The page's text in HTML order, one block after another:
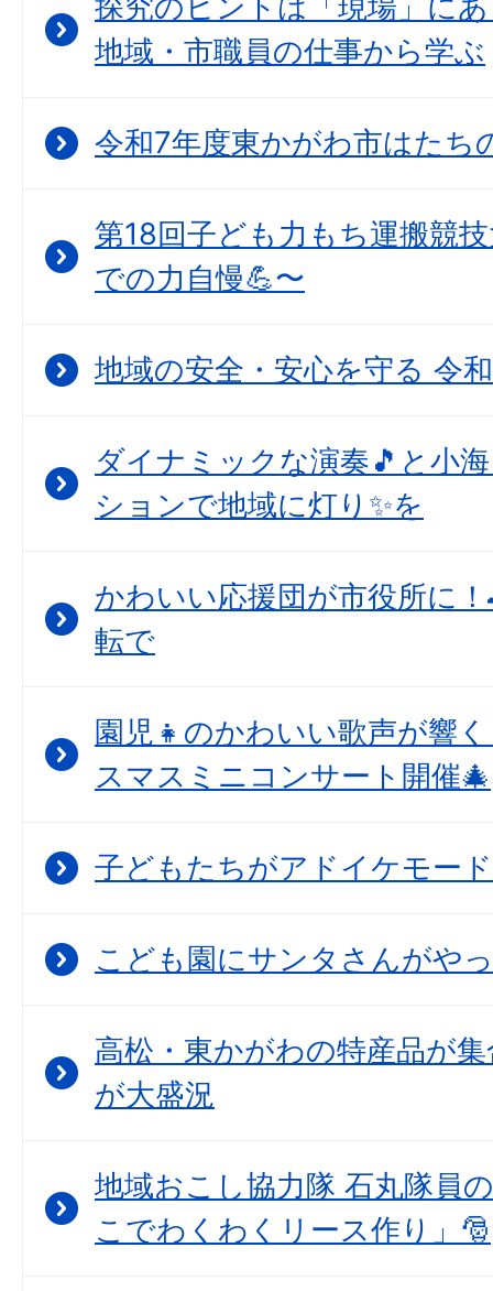
地域・市職員の仕事から学ぶ
令和7年度東かがわ市はたち
第18回子ども力もち運搬競
での力自慢💪〜
地域の安全・安心を守る 令
ダイナミックな演奏🎵と小
ションで地域に灯り✨を
かわいい応援団が市役所に
転で
園児👧のかわいい歌声が響
スマスミニコンサート開催🎄
子どもたちがアドイケモー
こども園にサンタさんがや
高松・東かがわの特産品が
が大盛況
地域おこし協力隊 石丸隊員
こでわくわくリース作り」🎅